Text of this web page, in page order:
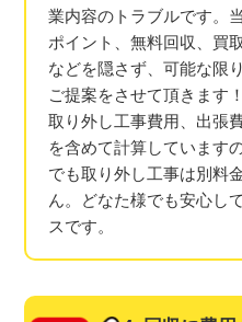
業内容のトラブルです。
ポイント、無料回収、買
などを隠さず、可能な限
ご提案をさせて頂きます
取り外し工事費用、出張
を含めて計算しています
でも取り外し工事は別料
ん。どなた様でも安心し
スです。